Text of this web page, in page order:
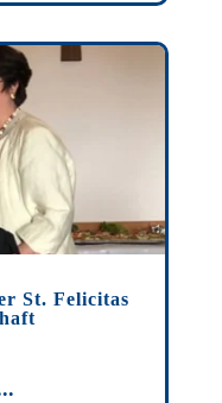
St. Felicitas